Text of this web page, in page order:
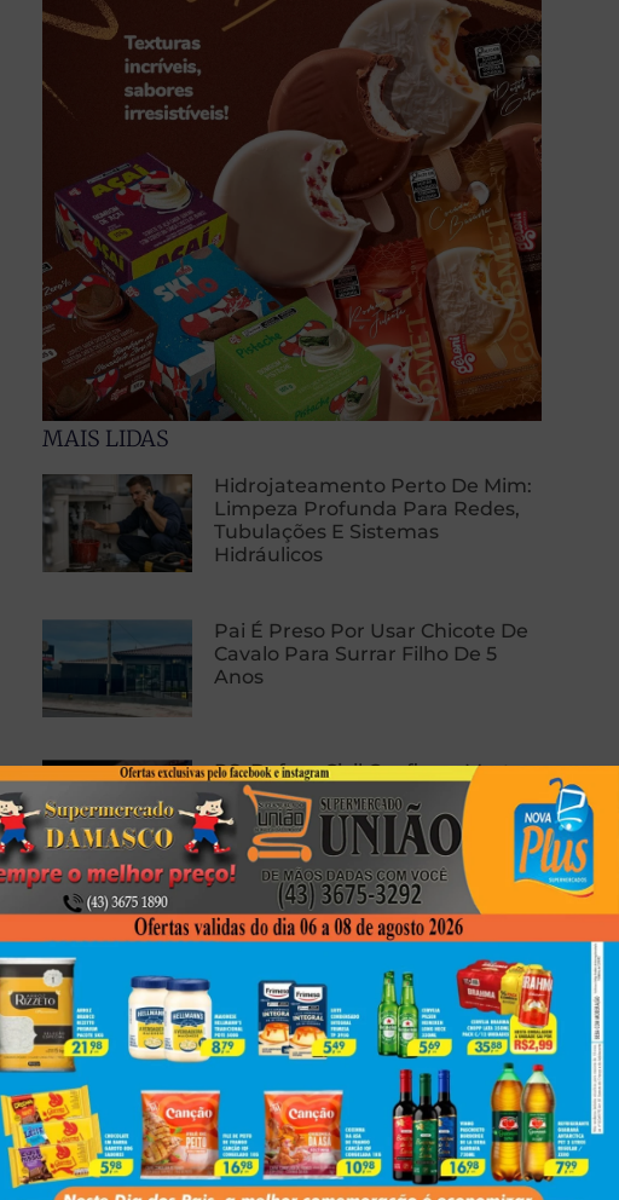
MAIS LIDAS
Hidrojateamento Perto De Mim:
Limpeza Profunda Para Redes,
Tubulações E Sistemas
Hidráulicos
Pai É Preso Por Usar Chicote De
Cavalo Para Surrar Filho De 5
Anos
RS: Defesa Civil Confirma Morte
E Cinco Feridos Após Ciclone
PRF Apreende 138 Kg De Pasta
Base De Cocaína Em Cambé
Next